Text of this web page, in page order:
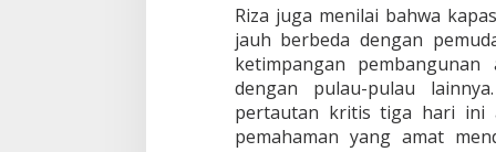
Riza juga menilai bahwa
jauh berbeda dengan
ketimpangan
dengan pulau-pulau
pertautan kritis tiga hari ini
pemahaman yang amat